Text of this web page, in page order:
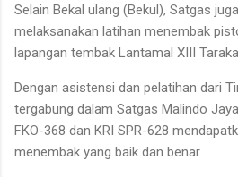
Selain Bekal ulang (Bekul), Satgas
melaksanakan latihan menembak
lapangan tembak Lantamal XIII
Dengan asistensi dan pelatihan dari
tergabung dalam Satgas Malindo
FKO-368 dan KRI SPR-628
menembak yang baik dan benar.